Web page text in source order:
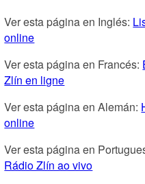
Ver esta página en Inglés:
online
Ver esta página en Francés:
Zlín en ligne
Ver esta página en Alemán:
online
Ver esta página en
Rádio Zlín ao vivo